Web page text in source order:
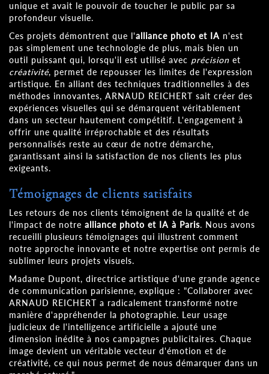
unique et avait le pouvoir de toucher le public par sa
profondeur visuelle.
Ces projets démontrent que l'alliance photo et IA n'est
pas simplement une technologie de plus, mais bien un
outil puissant qui, lorsqu'il est utilisé avec précision et
créativité, permet de repousser les limites de l'expression
artistique. En alliant des techniques traditionnelles à des
méthodes innovantes, ARNAUD REICHERT sait créer des
expériences visuelles qui se démarquent véritablement
dans un secteur hautement compétitif. L'engagement à
offrir une qualité irréprochable et des résultats
personnalisés reste au cœur de notre démarche,
garantissant ainsi la satisfaction de nos clients les plus
exigeants.
Témoignages de clients satisfaits
Les retours de nos clients témoignent de la qualité et de
l'impact de notre alliance photo et IA à Paris. Nous avons
recueilli plusieurs témoignages qui illustrent comment
notre approche innovante et notre expertise ont permis de
sublimer leurs projets visuels.
Madame Dupont, directrice artistique d'une grande agence
de communication parisienne, explique : "Collaborer avec
ARNAUD REICHERT a radicalement transformé notre
manière d'appréhender la photographie. Leur usage
judicieux de l'intelligence artificielle a ajouté une
dimension inédite à nos campagnes publicitaires. Chaque
image devient un véritable vecteur d'émotion et de
créativité, ce qui nous permet de nous démarquer dans un